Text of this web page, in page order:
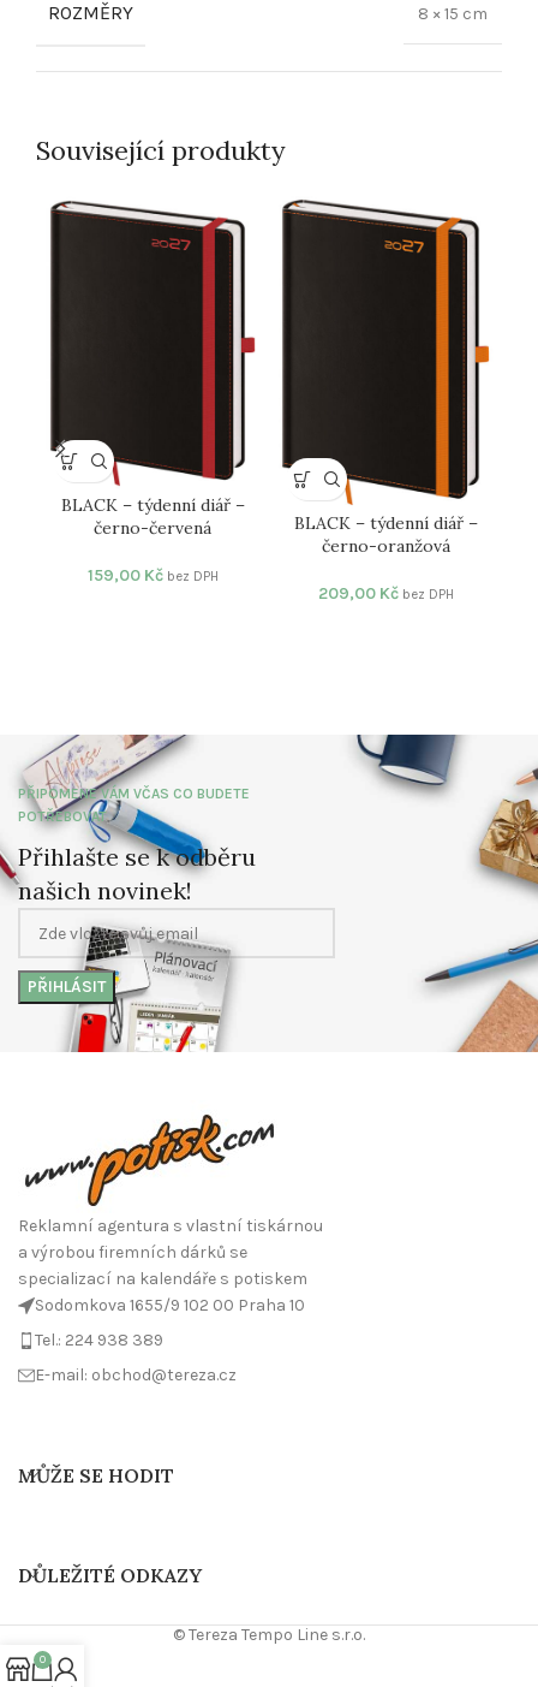
ROZMĚRY 8 × 15 cm
Související produkty
BLACK – týdenní diář –
černo-červená
159,00 Kč bez DPH
BLACK – týdenní diář –
černo-oranžová
209,00 Kč bez DPH
PŘIPOMENE VÁM VČAS CO BUDETE
POTŘEBOVAT
Přihlašte se k odběru
našich novinek!
Reklamní agentura s vlastní tiskárnou
a výrobou firemních dárků se
specializací na kalendáře s potiskem
Sodomkova 1655/9 102 00 Praha 10
Tel.: 224 938 389
E-mail: obchod@tereza.cz
MŮŽE SE HODIT
DŮLEŽITÉ ODKAZY
© Tereza Tempo Line s.r.o.
0